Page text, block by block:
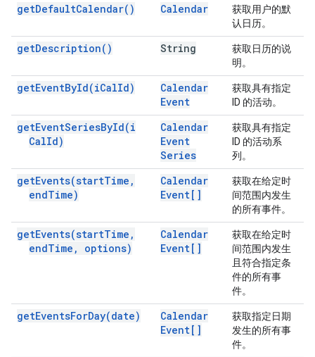
getDefaultCalendar( ) Calendar
获取用户的默
认日历。
getDescription( ) String
获取日历的说
明。
getEventById(iCalId)
Calendar
Event
获取具有指定
ID 的活动。
getEventSeriesById(i
CalId)
Calendar
Event
Series
获取具有指定
ID 的活动系
列。
getEvents(startTime ,
endTime)
Calendar
Event[]
获取在给定时
间范围内发生
的所有事件。
getEvents(startTime ,
endTime , options)
Calendar
Event[]
获取在给定时
间范围内发生
且符合指定条
件的所有事
件。
getEventsForDay(date)
Calendar
Event[]
获取指定日期
发生的所有事
件。